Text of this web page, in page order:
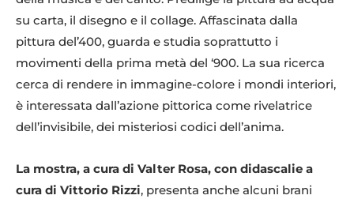
su carta, il disegno e il collage. Affascinata dalla
pittura del’400, guarda e studia soprattutto i
movimenti della prima metà del ‘900. La sua ricerca
cerca di rendere in immagine-colore i mondi interiori,
è interessata dall’azione pittorica come rivelatrice
dell’invisibile, dei misteriosi codici dell’anima.
La mostra, a cura di Valter Rosa, con didascalie a
cura di Vittorio Rizzi, presenta anche alcuni brani